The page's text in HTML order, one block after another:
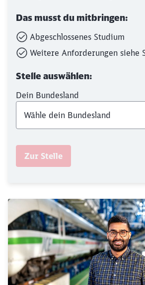
Das musst du mitbringen:
Abgeschlossenes Studium
Weitere Anforderungen siehe
Stelle auswählen:
Dein Bundesland
Zur Stelle